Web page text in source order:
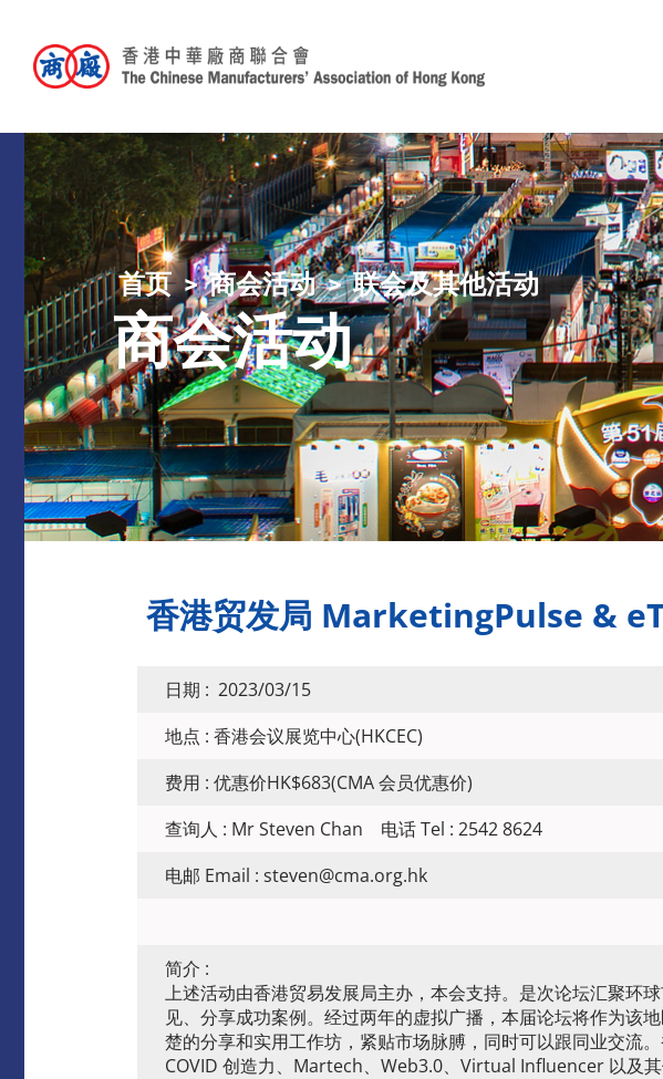
首页 商会活动 联会及其他活动
商会活动
香港贸发局 MarketingPulse &
日期 : 2023/03/15
地点 : 香港会议展览中心(HKCEC)
费用 : 优惠价HK$683(CMA 会员优惠价)
查询人 : Mr Steven Chan 电话 Tel : 2542 8624
电邮 Email : steven@cma.org.hk
简介 :
上述活动由香港贸易发展局主办，本会支持。是次论坛汇聚环
见、分享成功案例。经过两年的虚拟广播，本届论坛将作为该
楚的分享和实用工作坊，紧贴市场脉膊，同时可以跟同业交流
COVID 创造力、Martech、Web3.0、Virtual Influencer 以及